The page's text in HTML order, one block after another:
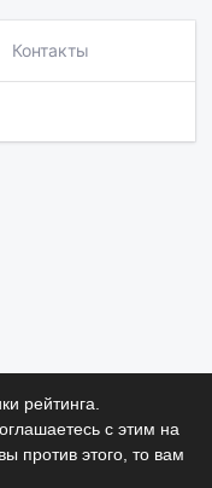
Контакты
рейтинга.
с этим на
против этого, то вам